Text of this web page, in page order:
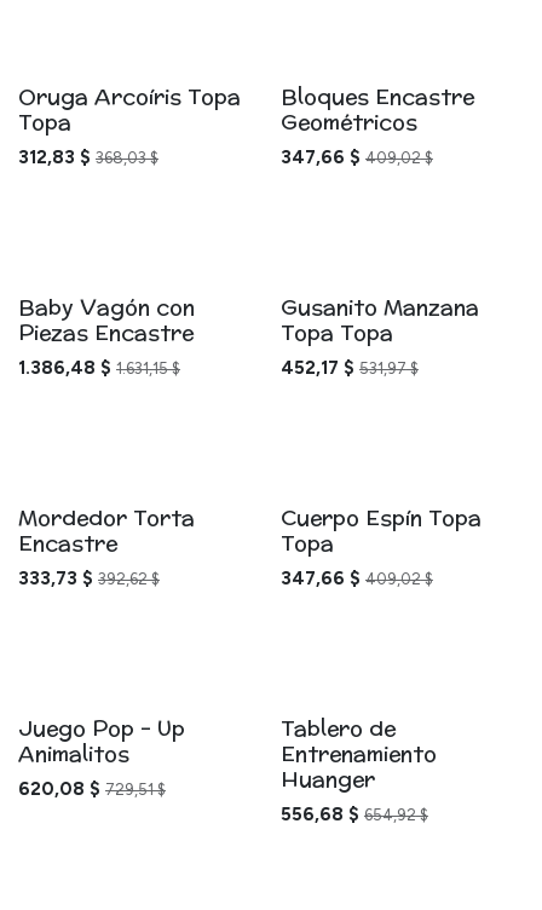
Oruga Arcoíris Topa
Topa
312,83 $ 368,03$
Bloques Encastre
Geométricos
347,66 $ 409,02$
Baby Vagón con
Piezas Encastre
1.386,48 $ 1.631,15$
Gusanito Manzana
Topa Topa
452,17 $ 531,97$
Mordedor Torta
Encastre
333,73 $ 392,62$
Cuerpo Espín Topa
Topa
347,66 $ 409,02$
Juego Pop - Up
Animalitos
620,08 $ 729,51$
Tablero de
Entrenamiento
Huanger
556,68 $ 654,92$